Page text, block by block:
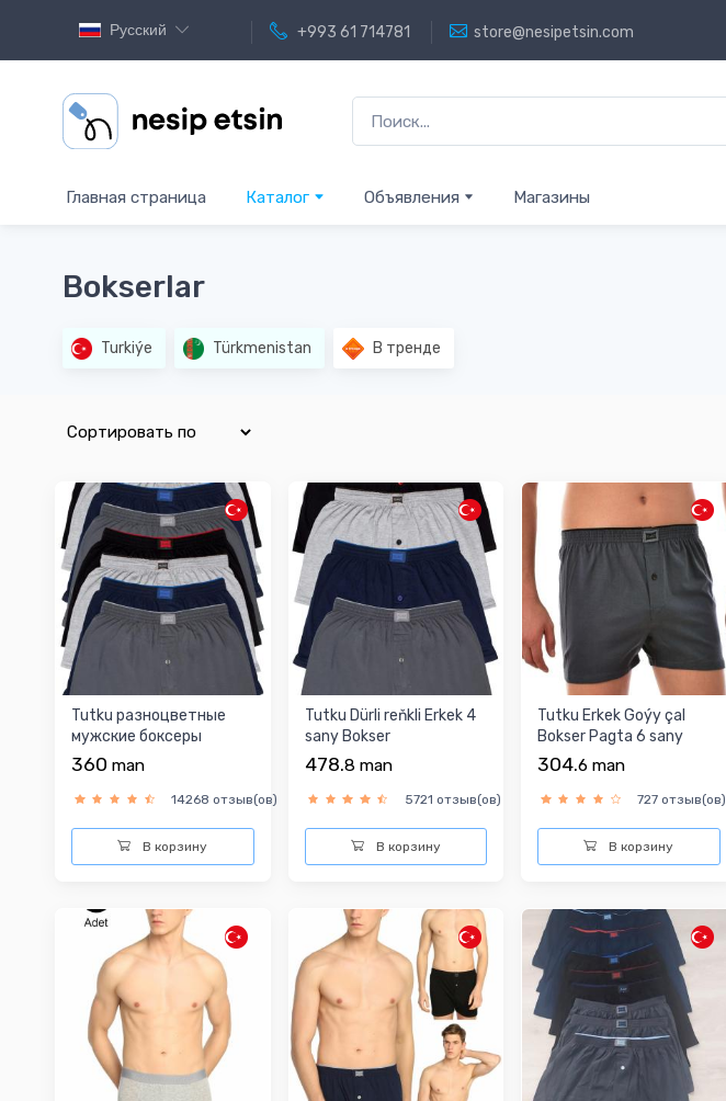
Русский +993 61 714781 store@nesipetsin.com
Главная страница Каталог Объявления Магазины
Bokserlar
Turkiýe Türkmenistan В тренде
Tutku разноцветные
мужские боксеры
360 man
14268 отзыв(ов)
В корзину
Tutku Dürli reňkli Erkek 4
sany Bokser
478.8 man
5721 отзыв(ов)
В корзину
Tutku Erkek Goýy çal
Bokser Pagta 6 sany
304.6 man
727 отзыв(ов)
В корзину